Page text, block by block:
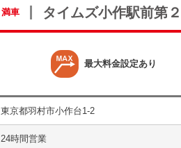
満車 タイムズ小作駅前第２
最大料金設定あり
東京都羽村市小作台1-2
24時間営業